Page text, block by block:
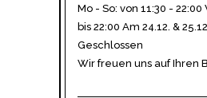
Mo - So: von 11:30 -
bis 22:00 Am 24.12. &
Geschlossen
Wir freuen uns auf Ihren